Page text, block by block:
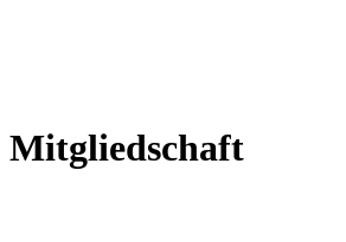
Mitgliedschaft